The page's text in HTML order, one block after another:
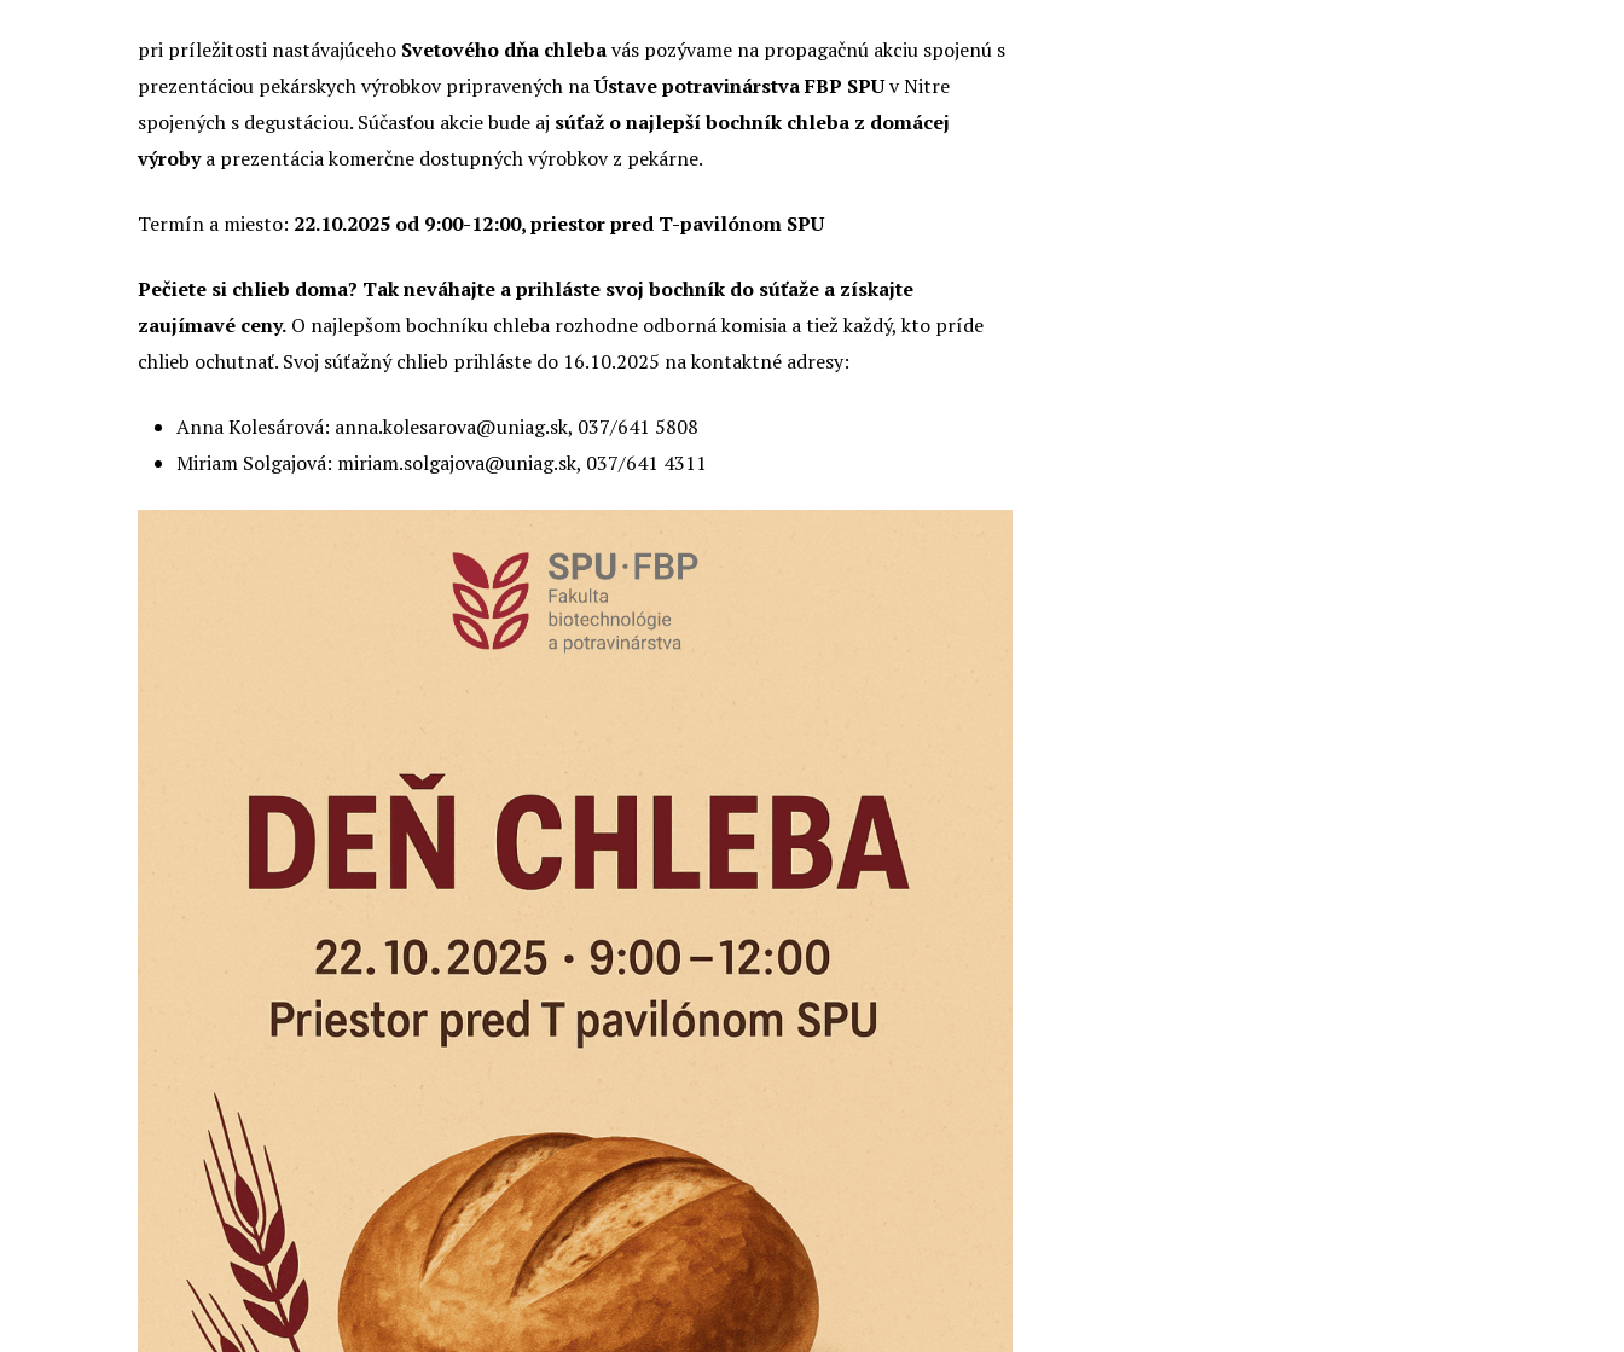
pri príležitosti nastávajúceho Svetového dňa chlebavás pozývame na propagačnú akciu spojenú s
prezentáciou pekárskych výrobkov pripravených naÚstave potravinárstva FBP SPUv Nitre
spojených s degustáciou. Súčasťou akcie bude aj súťaž o najlepší bochník chleba z domácej
výrobya prezentácia komerčne dostupných výrobkov z pekárne.
Termín a miesto: 22.10.2025 od 9:00-12:00, priestor pred T-pavilónom SPU
Pečiete si chlieb doma? Tak neváhajte a prihláste svoj bochník do súťaže a získajte
zaujímavé ceny. O najlepšom bochníku chleba rozhodne odborná komisia a tiež každý, kto príde
chlieb ochutnať. Svoj súťažný chlieb prihláste do 16.10.2025 na kontaktné adresy:
Anna Kolesárová: anna.kolesarova@uniag.sk, 037/641 5808
Miriam Solgajová: miriam.solgajova@uniag.sk, 037/641 4311